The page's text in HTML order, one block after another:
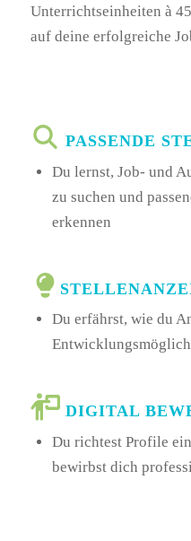
Unterrichtseinheiten à
auf deine erfolgreiche
PASSENDE
Du lernst, Job- und
zu suchen und
erkennen
Du erfährst, wie du
DIGITAL
Du richtest Profile
bewirbst dich